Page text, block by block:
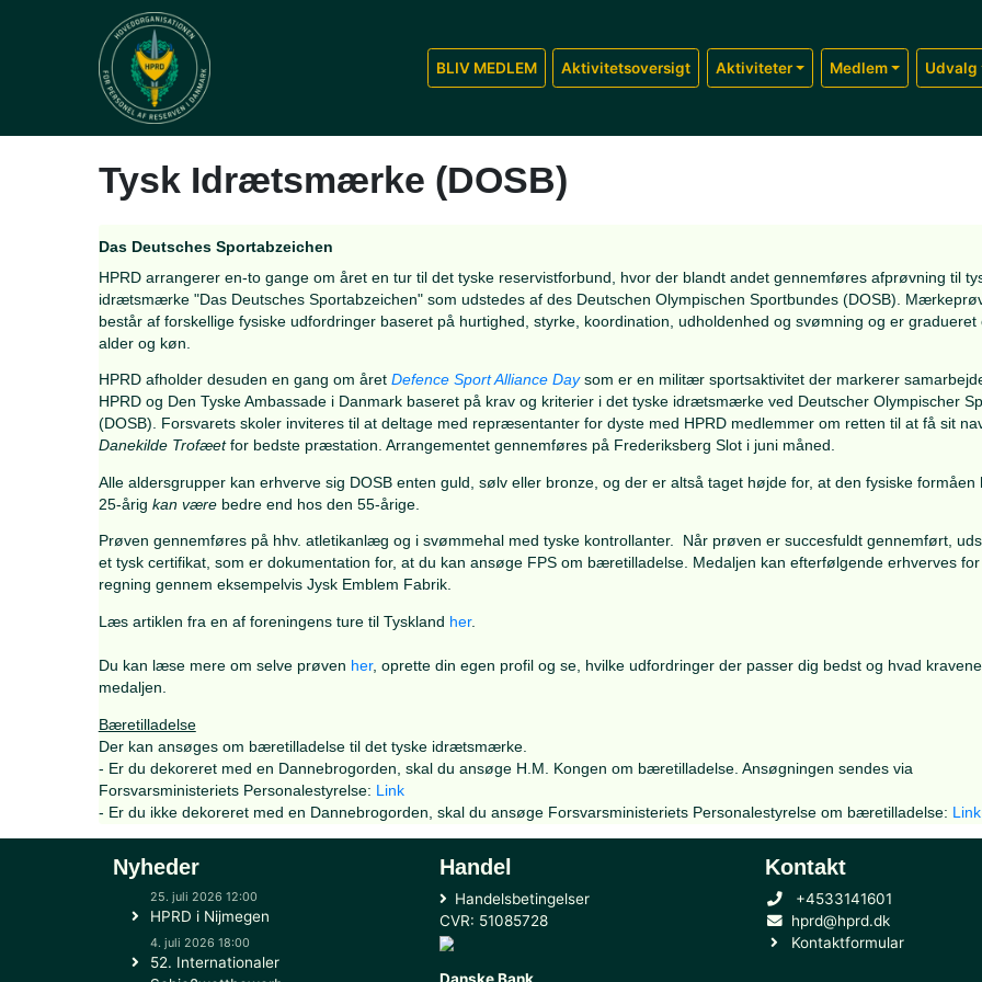
BLIV MEDLEM Aktivitetsoversigt Aktiviteter
Tysk Idrætsmærke (DOSB)
Das Deutsches Sportabzeichen
HPRD arrangerer en-to gange om året en tur til det tyske reservistforbund, hvor der blandt andet
idrætsmærk
består af forskellige fysiske udfordringer baseret på hurtighed, styrke, koordination, udholdenhed og
alder og køn.
HPRD afholder desuden en gang om åretDefence Sport Alliance Daysom er en militær sportsaktivitet der
HPRD og Den Tyske Ambassade i Danmark baseret på krav og kriterier i det tyske idrætsmærke ved
(DOSB). Forsvarets skoler inviteres til at deltage med repræsentanter for dyste med HPRD medlemmer
Alle aldersgrupper kan erhverve sig DOSB enten guld, sølv eller bronze,og der er altså taget højde for, at
25-årigkan værebedre end hos den 55-år
Prøven gennemføres på hhv. atletikanlæg og i svømmehal med tyske kontrollanter. Når prøven er
et tysk certifikat, som er dokumentation for, at du kan ansøge FPS om bæretilladelse. Medaljen kan
regning gennem eksempelvis Jysk Emblem Fabrik.
Læs artiklen fra en af foreningens ture til Tyskland
Du kan læse mere om selve prøven
, oprette din egen profil og se, hvilke udfordringer der passer dig
medaljen.
Der kan ansøges om bæretilladelse til det tyske idrætsmærke.
- Er du dekoreret med en Dannebrogorden, skal du ansøge H.M. Kongen om bæretilladelse. Ansøgningen
Forsvarsministeriets Personalestyrelse:Link
- Er du ikke dekoreret med en Dannebrogorden, skal du ansøge Forsvarsministeriets Personalestyrelse